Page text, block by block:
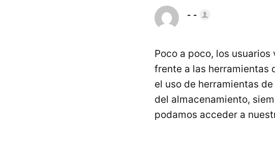
- -
Poco a poco, los
frente a las herramientas
el uso de herramientas
del almacenamiento,
podamos acceder a